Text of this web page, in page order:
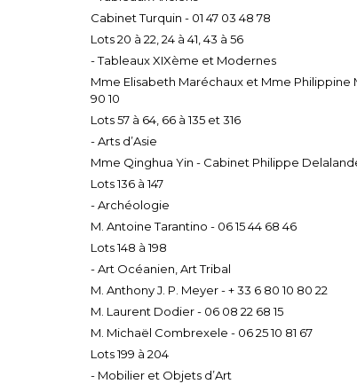
Cabinet Turquin - 01 47 03 48 78
Lots 20 à 22, 24 à 41, 43 à 56
- Tableaux XIXème et Modernes
Mme Elisabeth Maréchaux et Mme Philippine
90 10
Lots 57 à 64, 66 à 135 et 316
- Arts d’Asie
Mme Qinghua Yin - Cabinet Philippe
Lots 136 à 147
- Archéologie
M. Antoine Tarantino - 06 15 44 68 46
Lots 148 à 198
- Art Océanien, Art Tribal
M. Anthony J. P. Meyer - + 33 6 80 10 80 22
M. Laurent Dodier - 06 08 22 68 15
M. Michaël Combrexele - 06 25 10 81 67
Lots 199 à 204
- Mobilier et Objets d’Art